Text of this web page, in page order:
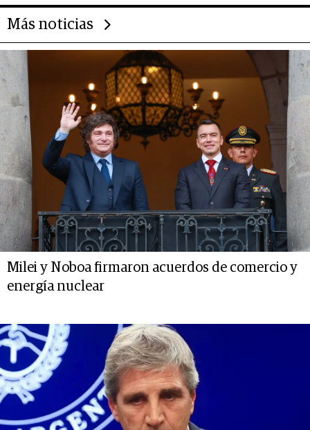
Más noticias
Milei y Noboa firmaron acuerdos de comercio y
energía nuclear